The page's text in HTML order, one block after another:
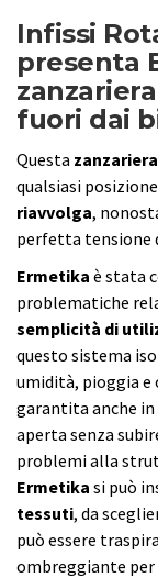
Infissi
presenta
fuori dai
Questa
qualsiasi
riavvolga,
perfetta tensione
Ermetika è stata
problematiche
semplicità di
questo sistema
umidità, pioggia e
garantita anche
aperta senza
problemi alla
Ermetika si può
tessuti, da
può essere
ombreggiante